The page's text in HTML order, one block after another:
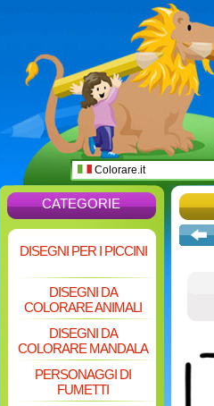
Colorare.it
CATEGORIE
DISEGNI PER I PICCINI
DISEGNI DA
COLORARE ANIMALI
DISEGNI DA
COLORARE MANDALA
PERSONAGGI DI
FUMETTI